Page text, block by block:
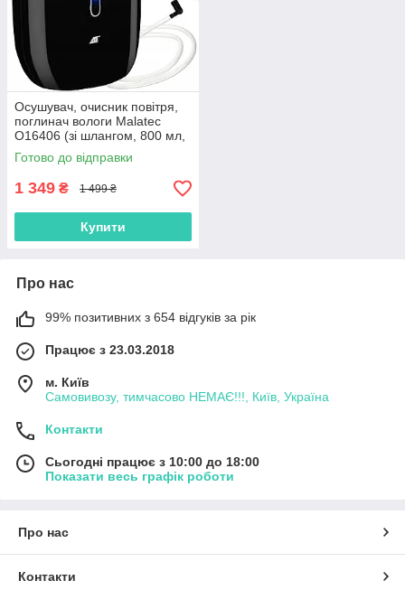
Осушувач, очисник повітря,
поглинач вологи Malatec
O16406 (зі шлангом, 800 мл,
23 Вт, Польща)
Готово до відправки
1 349 ₴ 1 499 ₴
Купити
Про нас
99% позитивних з 654 відгуків за рік
Працює з 23.03.2018
м. Київ
Самовивозу, тимчасово НЕМАЄ!!!, Київ, Україна
Контакти
Сьогодні працює з 10:00 до 18:00
Показати весь графік роботи
Про нас
Контакти